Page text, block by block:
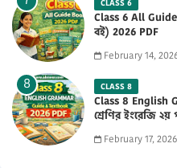
CLASS 6
Class 6 All
বই) 2026 PDF
February 14,
CLASS 8
Class 8 English
শ্রেণির ইংরেজি
February 17, 2026